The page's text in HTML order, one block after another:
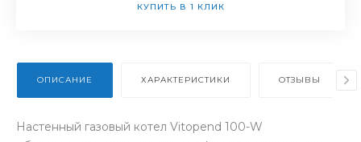
КУПИТЬ В 1 КЛИК
ОПИСАНИЕ ХАРАКТЕРИСТИКИ ОТЗЫВЫ
Настенный газовый котел Vitopend 100-W